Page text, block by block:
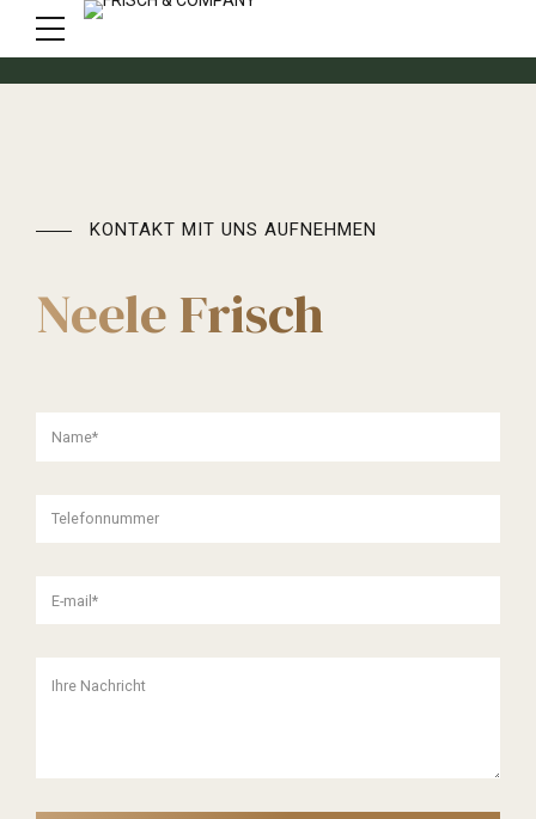
KONTAKT MIT UNS AUFNEHMEN
Neele Frisch